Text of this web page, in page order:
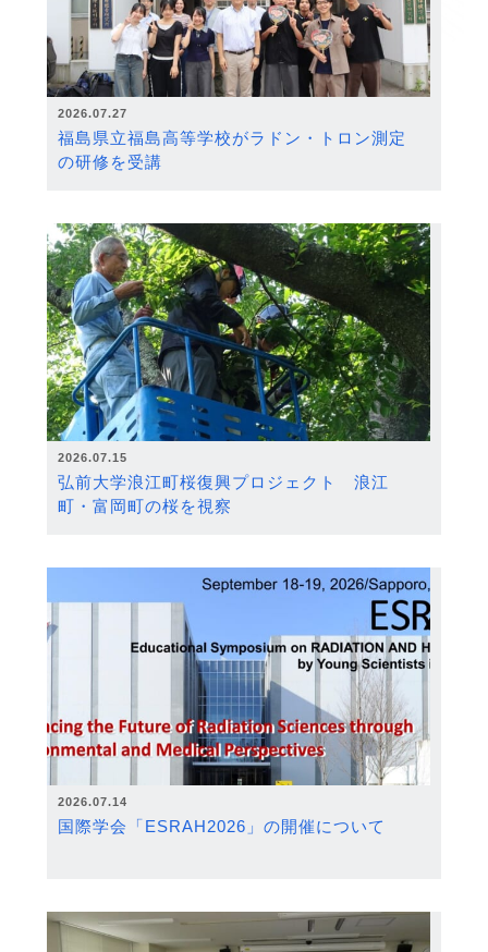
2026.07.27
福島県立福島高等学校がラドン・トロン測定
の研修を受講
2026.07.15
弘前大学浪江町桜復興プロジェクト 浪江
町・富岡町の桜を視察
2026.07.14
国際学会「ESRAH2026」の開催について